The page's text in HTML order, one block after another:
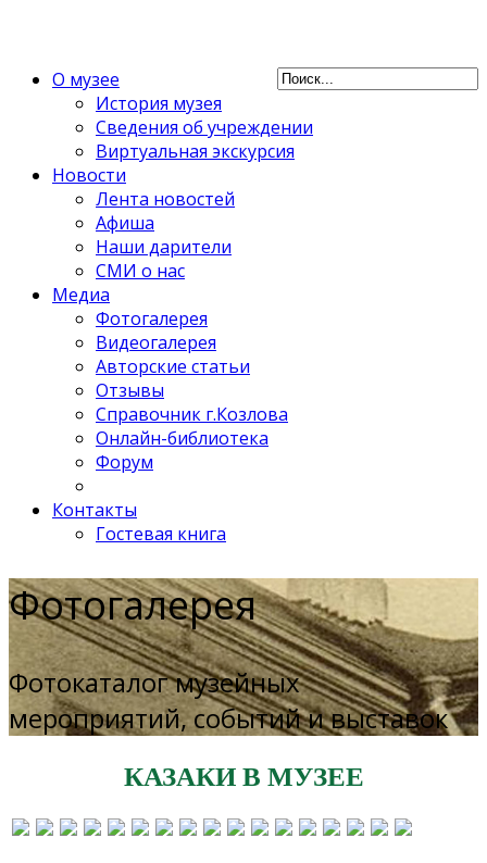
О музее
История музея
Сведения об учреждении
Виртуальная экскурсия
Новости
Лента новостей
Афиша
Наши дарители
СМИ о нас
Медиа
Фотогалерея
Видеогалерея
Авторские статьи
Отзывы
Справочник г.Козлова
Онлайн-библиотека
Форум
Контакты
Гостевая книга
Фотогалерея
Фотокаталог музейных
мероприятий, событий и выставок
КАЗАКИ В МУЗЕЕ